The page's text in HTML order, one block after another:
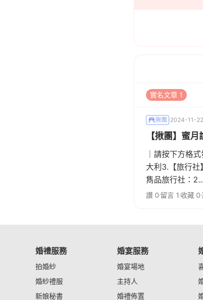
實名文章 1
揪團 2024-11-22
【揪團】蜜
｜請按下方格
大利3.【旅行
雋品旅行社：2...
讚 0 留言 1 收藏 0
婚禮服務
拍婚紗
婚紗禮服
新娘秘書
婚宴服務
婚宴場地
主持人
婚禮佈置